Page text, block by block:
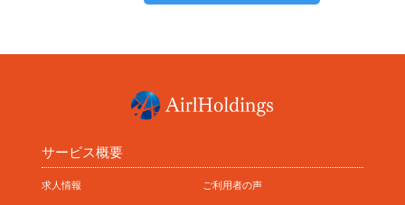
サービス概要
求人情報 ご利用者の声